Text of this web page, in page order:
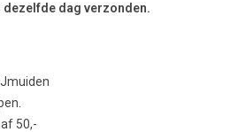
dag verzonden.
50,-